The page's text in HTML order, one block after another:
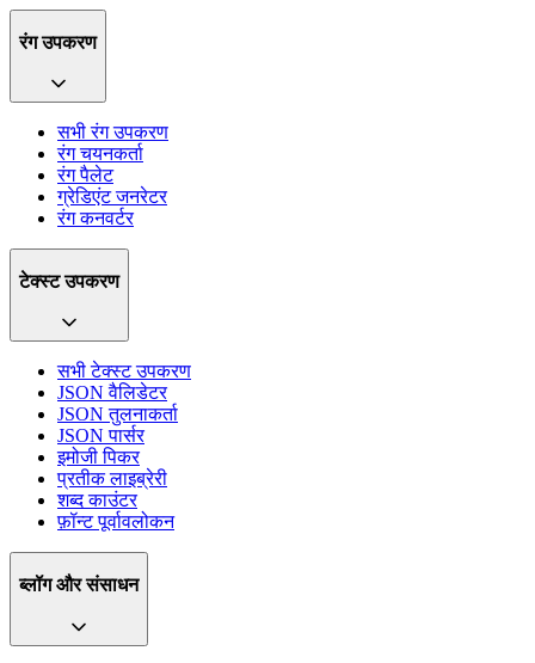
रंग उपकरण
सभी रंग उपकरण
रंग चयनकर्ता
रंग पैलेट
ग्रेडिएंट जनरेटर
रंग कनवर्टर
टेक्स्ट उपकरण
सभी टेक्स्ट उपकरण
JSON वैलिडेटर
JSON तुलनाकर्ता
JSON पार्सर
इमोजी पिकर
प्रतीक लाइब्रेरी
शब्द काउंटर
फ़ॉन्ट पूर्वावलोकन
ब्लॉग और संसाधन